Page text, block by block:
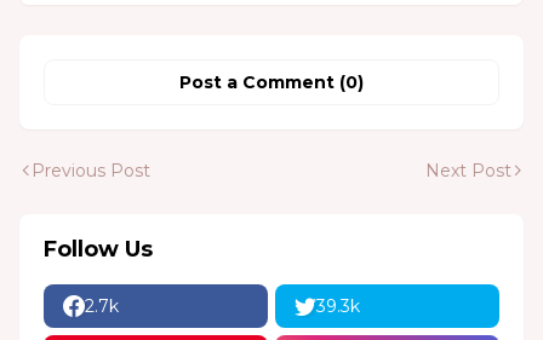
Post a Comment (0)
Previous Post Next Post
Follow Us
2.7k 39.3k